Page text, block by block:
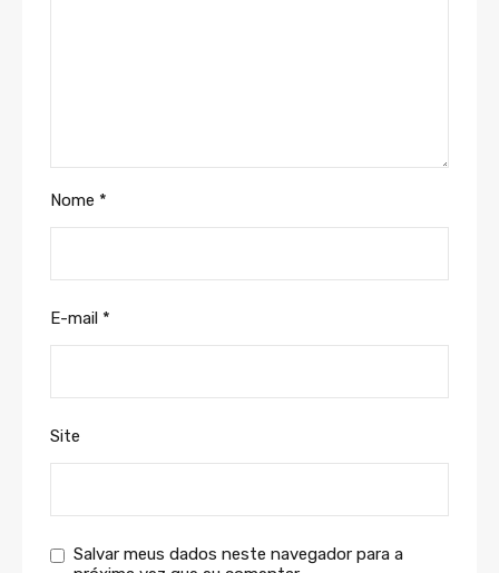
Nome *
E-mail *
Site
Salvar meus dados neste navegador para a